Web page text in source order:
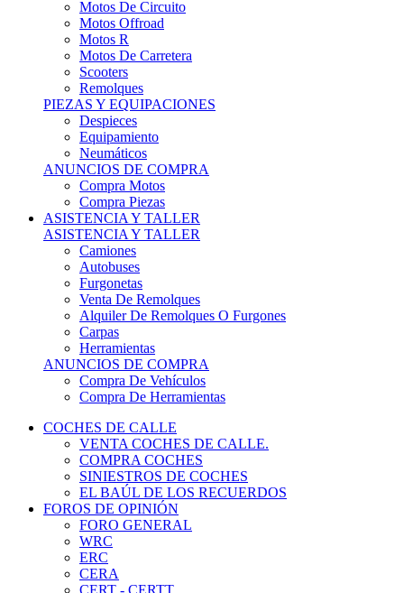
Motos R
Motos De Carretera
Scooters
Remolques
PIEZAS Y EQUIPACIONES
Despieces
Equipamiento
Neumáticos
ANUNCIOS DE COMPRA
Compra Motos
Compra Piezas
ASISTENCIA Y TALLER
ASISTENCIA Y TALLER
Camiones
Autobuses
Furgonetas
Venta De Remolques
Alquiler De Remolques O Furgones
Carpas
Herramientas
ANUNCIOS DE COMPRA
Compra De Vehículos
Compra De Herramientas
COCHES DE CALLE
VENTA COCHES DE CALLE.
COMPRA COCHES
SINIESTROS DE COCHES
EL BAÚL DE LOS RECUERDOS
FOROS DE OPINIÓN
FORO GENERAL
WRC
ERC
CERA
CERT - CERTT
CET / CER